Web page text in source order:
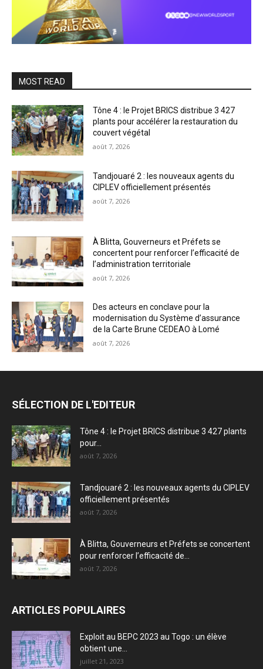
MOST READ
Tône 4 : le Projet BRICS distribue 3 427
plants pour accélérer la restauration du
couvert végétal
août 7, 2026
Tandjouaré 2 : les nouveaux agents du
CIPLEV officiellement présentés
août 7, 2026
À Blitta, Gouverneurs et Préfets se
concertent pour renforcer l’efficacité de
l’administration territoriale
août 7, 2026
Des acteurs en conclave pour la
modernisation du Système d’assurance
de la Carte Brune CEDEAO à Lomé
août 7, 2026
SÉLECTION DE L'EDITEUR
Tône 4 : le Projet BRICS distribue 3 427 plants
pour...
août 7, 2026
Tandjouaré 2 : les nouveaux agents du CIPLEV
officiellement présentés
août 7, 2026
À Blitta, Gouverneurs et Préfets se concertent
pour renforcer l’efficacité de...
août 7, 2026
ARTICLES POPULAIRES
Exploit au BEPC 2023 au Togo : un élève
obtient une...
juillet 21, 2023